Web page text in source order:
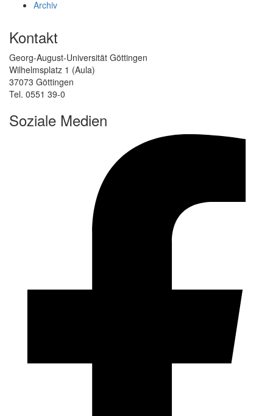
Archiv
Kontakt
Georg-August-Universität Göttingen
Wilhelmsplatz 1 (Aula)
37073 Göttingen
Tel. 0551 39-0
Soziale Medien